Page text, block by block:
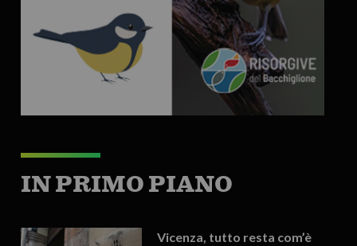
IN PRIMO PIANO
Vicenza, tutto resta com’è